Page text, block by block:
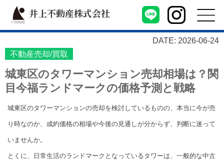
井上不動産株式会社
DATE: 2026-06-24
不動産売却/買取
城東区のタワーマンション売却相場は？関
目今福ランドマークの価格予測と戦略
城東区のタワーマンションの売却を検討しているものの、本当に今が売
り時なのか、成約価格の相場や今後の見通しが分からず、判断に迷って
いませんか。
とくに、日常生活のランドマークとなっているタワーは、一般的な中古